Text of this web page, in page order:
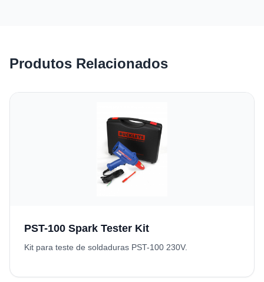
Produtos Relacionados
PST-100 Spark Tester Kit
Kit para teste de soldaduras PST-100 230V.